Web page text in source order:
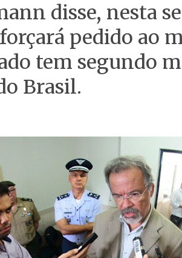
disse, nesta
pedido ao
tem segundo
Brasil.